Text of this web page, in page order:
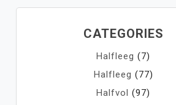
CATEGORIES
Halfleeg (7)
Halfleeg (77)
Halfvol (97)